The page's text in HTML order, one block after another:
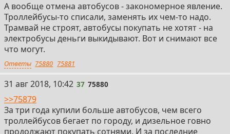
А вообще отмена автобусов - закономерное явление.
Троллейбусы-то списали, заменять их чем-то надо.
Трамвай не строят, автобусы покупать не хотят - на
электробусы деньги выкидывают. Вот и снимают все
что могут.
Ответы 75880 75881
37
31 авг 2018, 10:42 37 75880
>>75879
За три года купили больше автобусов, чем всего
троллейбусов бегает по городу, и дизельное говно
продолжают покупать сотнями. И за последние